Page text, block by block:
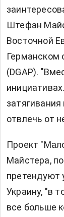
Штефан
Восточной
Германском
(DGAP).
отвлечь от
Проект
Майстера,
претендуют
Украину, "в
все больше